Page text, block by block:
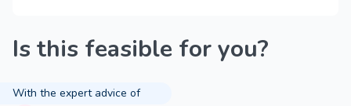
Is this feasible for you?
With the expert advice of